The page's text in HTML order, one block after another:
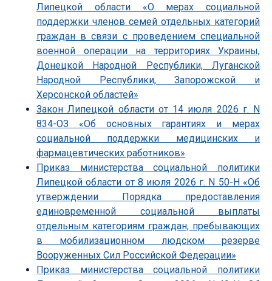
Липецкой области «О мерах социальной
поддержки членов семей отдельных категорий
граждан в связи с проведением специальной
военной операции на территориях Украины,
Донецкой Народной Республики, Луганской
Народной Республики, Запорожской и
Херсонской областей»
Закон Липецкой области от 14 июля 2026 г. N
834-ОЗ «Об основных гарантиях и мерах
социальной поддержки медицинских и
фармацевтических работников»
Приказ министерства социальной политики
Липецкой области от 8 июля 2026 г. N 50-Н «Об
утверждении Порядка предоставления
единовременной социальной выплаты
отдельным категориям граждан, пребывающих
в мобилизационном людском резерве
Вооруженных Сил Российской Федерации»
Приказ министерства социальной политики